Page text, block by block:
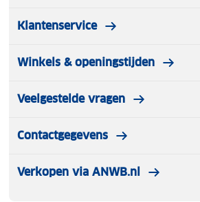
Klantenservice
Winkels & openingstijden
Veelgestelde vragen
Contactgegevens
Verkopen via ANWB.nl